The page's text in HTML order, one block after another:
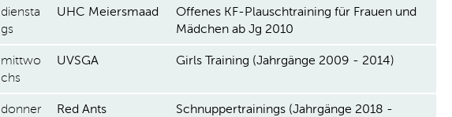
diensta
gs
UHC Meiersmaad
Offenes KF-Plauschtraining für Frauen und
Mädchen ab Jg 2010
mittwo
chs
UVSGA Girls Training (Jahrgänge 2009 - 2014)
donner
Red Ants
Schnuppertrainings (Jahrgänge 2018 -